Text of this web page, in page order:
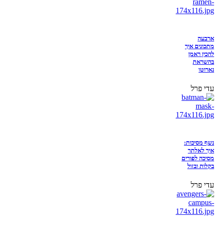
ארבעה
מתכונים איך
להכין ראמן
בהשראת
נארוטו
עדי פרל
נשף מסיכות:
איך לאלתר
מסיכה לפורים
בקלות ובזול
עדי פרל